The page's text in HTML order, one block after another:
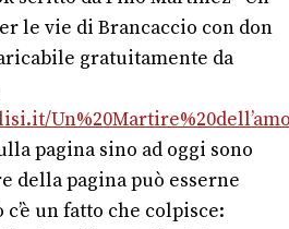
le vie di Brancaccio con don
gratuitamente da
pagina sino ad oggi sono
della pagina può esserne
un fatto che colpisce: